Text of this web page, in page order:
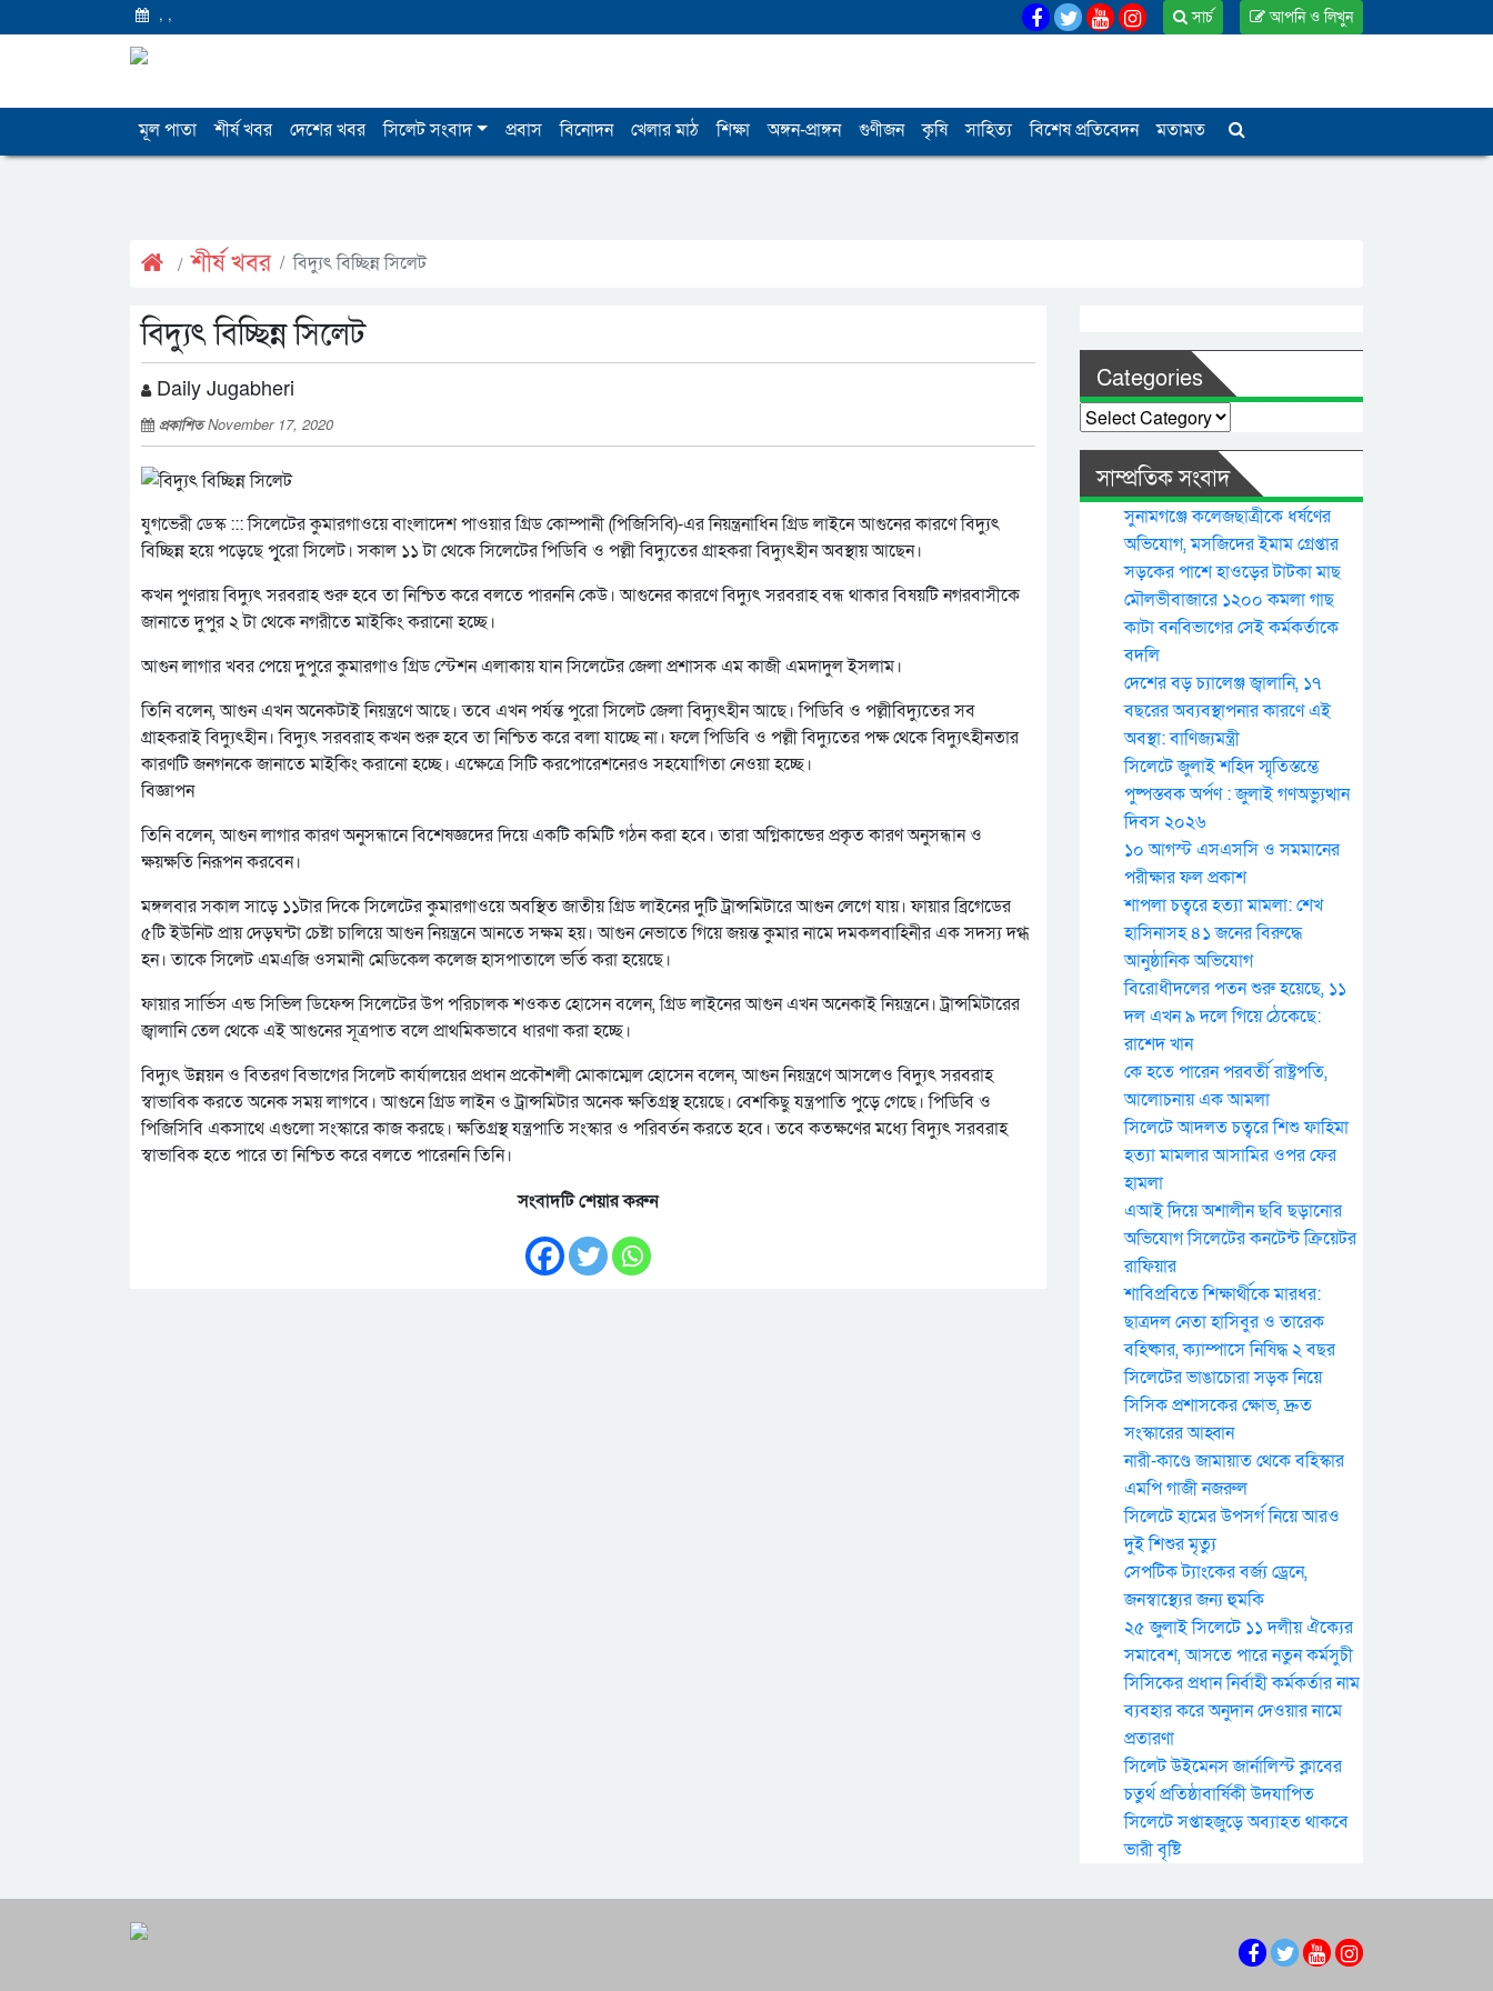
, , আপনি ও লিখুন
সার্চ
মূল পাতা শীর্ষ খবর দেশের খবর সিলেট সংবাদ প্রবাস বিনোদন খেলার মাঠ শিক্ষা অঙ্গন-প্রাঙ্গন গুণীজন কৃষি সাহিত্য বিশেষ প্রতিবেদন মতামত
শীর্ষ খবর বিদ্যুৎ বিচ্ছিন্ন সিলেট
বিদ্যুৎ বিচ্ছিন্ন সিলেট
Daily Jugabheri
প্রকাশিতNovember 17, 2020
যুগভেরী ডেস্ক ::: সিলেটের কুমারগাওয়ে বাংলাদেশ পাওয়ার গ্রিড কোম্পানী (পিজিসিবি)-এর নিয়ন্ত্রনাধিন গ্রিড লাইনে আগুনের কারণে বিদ্যুৎ
বিচ্ছিন্ন হয়ে পড়েছে পুৃরো সিলেট। সকাল ১১ টা থেকে সিলেটের পিডিবি ও পল্লী বিদ্যুতের গ্রাহকরা বিদ্যুৎহীন অবস্থায় আছেন।
কখন পুণরায় বিদ্যুৎ সরবরাহ শুরু হবে তা নিশ্চিত করে বলতে পারননি কেউ। আগুনের কারণে বিদ্যুৎ সরবরাহ বন্ধ থাকার বিষয়টি নগরবাসীকে
জানাতে দুপুর ২ টা থেকে নগরীতে মাইকিং করানো হচ্ছে।
আগুন লাগার খবর পেয়ে দুপুরে কুমারগাও গ্রিড স্টেশন এলাকায় যান সিলেটের জেলা প্রশাসক এম কাজী এমদাদুল ইসলাম।
তিনি বলেন, আগুন এখন অনেকটাই নিয়ন্ত্রণে আছে। তবে এখন পর্যন্ত পুরো সিলেট জেলা বিদ্যুৎহীন আছে। পিডিবি ও পল্লীবিদ্যুতের সব
গ্রাহকরাই বিদ্যুৎহীন। বিদ্যুৎ সরবরাহ কখন শুরু হবে তা নিশ্চিত করে বলা যাচ্ছে না। ফলে পিডিবি ও পল্লী বিদ্যুতের পক্ষ থেকে বিদ্যুৎহীনতার
কারণটি জনগনকে জানাতে মাইকিং করানো হচ্ছে। এক্ষেত্রে সিটি করপোরেশনেরও সহযোগিতা নেওয়া হচ্ছে।
বিজ্ঞাপন
তিনি বলেন, আগুন লাগার কারণ অনুসন্ধানে বিশেষজ্ঞদের দিয়ে একটি কমিটি গঠন করা হবে। তারা অগ্নিকান্ডের প্রকৃত কারণ অনুসন্ধান ও
ক্ষয়ক্ষতি নিরূপন করবেন।
মঙ্গলবার সকাল সাড়ে ১১টার দিকে সিলেটের কুমারগাওয়ে অবস্থিত জাতীয় গ্রিড লাইনের দুটি ট্রান্সমিটারে আগুন লেগে যায়। ফায়ার ব্রিগেডের
৫টি ইউনিট প্রায় দেড়ঘন্টা চেষ্টা চালিয়ে আগুন নিয়ন্ত্রনে আনতে সক্ষম হয়। আগুন নেভাতে গিয়ে জয়ন্ত কুমার নামে দমকলবাহিনীর এক সদস্য দগ্ধ
হন। তাকে সিলেট এমএজি ওসমানী মেডিকেল কলেজ হাসপাতালে ভর্তি করা হয়েছে।
ফায়ার সার্ভিস এন্ড সিভিল ডিফেন্স সিলেটের উপ পরিচালক শওকত হোসেন বলেন, গ্রিড লাইনের আগুন এখন অনেকাই নিয়ন্ত্রনে। ট্রান্সমিটারের
জ্বালানি তেল থেকে এই আগুনের সূত্রপাত বলে প্রাথমিকভাবে ধারণা করা হচ্ছে।
বিদ্যুৎ উন্নয়ন ও বিতরণ বিভাগের সিলেট কার্যালয়ের প্রধান প্রকৌশলী মোকাম্মেল হোসেন বলেন, আগুন নিয়ন্ত্রণে আসলেও বিদ্যুৎ সরবরাহ
স্বাভাবিক করতে অনেক সময় লাগবে। আগুনে গ্রিড লাইন ও ট্রান্সমিটার অনেক ক্ষতিগ্রস্থ হয়েছে। বেশকিছু যন্ত্রপাতি পুড়ে গেছে। পিডিবি ও
পিজিসিবি একসাথে এগুলো সংস্কারে কাজ করছে। ক্ষতিগ্রস্থ যন্ত্রপাতি সংস্কার ও পরিবর্তন করতে হবে। তবে কতক্ষণের মধ্যে বিদ্যুৎ সরবরাহ
স্বাভাবিক হতে পারে তা নিশ্চিত করে বলতে পারেননি তিনি।
সংবাদটি শেয়ার করুন
Categories
Categories
সাম্প্রতিক সংবাদ
সুনামগঞ্জে কলেজছাত্রীকে ধর্ষণের
অভিযোগ, মসজিদের ইমাম গ্রেপ্তার
সড়কের পাশে হাওড়ের টাটকা মাছ
মৌলভীবাজারে ১২০০ কমলা গাছ
কাটা বনবিভাগের সেই কর্মকর্তাকে
বদলি
দেশের বড় চ্যালেঞ্জ জ্বালানি, ১৭
বছরের অব্যবস্থাপনার কারণে এই
অবস্থা: বাণিজ্যমন্ত্রী
সিলেটে জুলাই শহিদ স্মৃতিস্তম্ভে
পুষ্পস্তবক অর্পণ : জুলাই গণঅভ্যুত্থান
দিবস ২০২৬
১০ আগস্ট এসএসসি ও সমমানের
পরীক্ষার ফল প্রকাশ
শাপলা চত্বরে হত্যা মামলা: শেখ
হাসিনাসহ ৪১ জনের বিরুদ্ধে
আনুষ্ঠানিক অভিযোগ
বিরোধীদলের পতন শুরু হয়েছে, ১১
দল এখন ৯ দলে গিয়ে ঠেকেছে:
রাশেদ খান
কে হতে পারেন পরবর্তী রাষ্ট্রপতি,
আলোচনায় এক আমলা
সিলেটে আদলত চত্বরে শিশু ফাহিমা
হত্যা মামলার আসামির ওপর ফের
হামলা
এআই দিয়ে অশালীন ছবি ছড়ানোর
অভিযোগ সিলেটের কনটেন্ট ক্রিয়েটর
রাফিয়ার
শাবিপ্রবিতে শিক্ষার্থীকে মারধর:
ছাত্রদল নেতা হাসিবুর ও তারেক
বহিষ্কার, ক্যাম্পাসে নিষিদ্ধ ২ বছর
সিলেটের ভাঙাচোরা সড়ক নিয়ে
সিসিক প্রশাসকের ক্ষোভ, দ্রুত
সংস্কারের আহ্বান
নারী-কাণ্ডে জামায়াত থেকে বহিস্কার
এমপি গাজী নজরুল
সিলেটে হামের উপসর্গ নিয়ে আরও
দুই শিশুর মৃত্যু
সেপটিক ট্যাংকের বর্জ্য ড্রেনে,
জনস্বাস্থ্যের জন্য হুমকি
২৫ জুলাই সিলেটে ১১ দলীয় ঐক্যের
সমাবেশ, আসতে পারে নতুন কর্মসুচী
সিসিকের প্রধান নির্বাহী কর্মকর্তার নাম
ব্যবহার করে অনুদান দেওয়ার নামে
প্রতারণা
সিলেট উইমেনস জার্নালিস্ট ক্লাবের
চতুর্থ প্রতিষ্ঠাবার্ষিকী উদযাপিত
সিলেটে সপ্তাহজুড়ে অব্যাহত থাকবে
ভারী বৃষ্টি